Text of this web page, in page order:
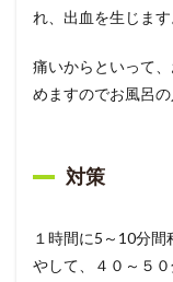
れ、出血を生じます
痛いからといって
めますのでお風呂の
対策
１時間に5～10分
やして、４０～５